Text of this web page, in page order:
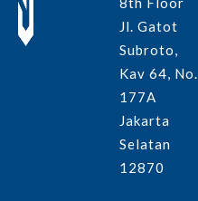
Jl. Gatot
Subroto,
Kav 64, No.
177A
Jakarta
Selatan
12870